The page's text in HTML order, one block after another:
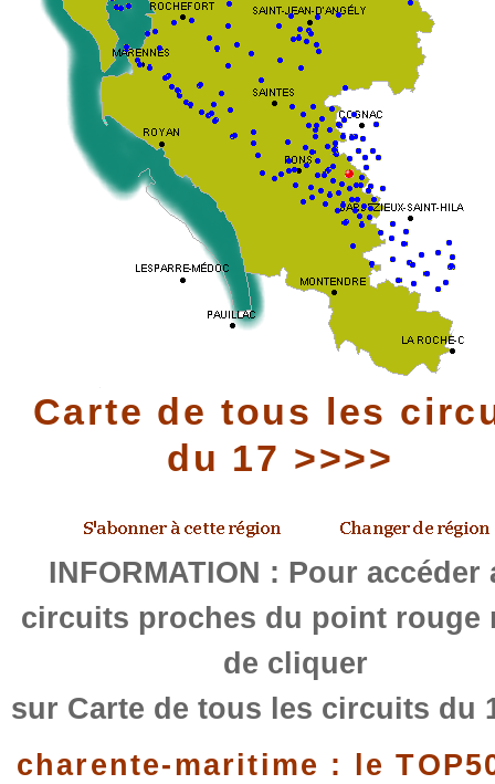
Carte de tous les
du 17 >>>>
INFORMATION : Pour accéder
circuits proches du point rouge
de cliquer
sur Carte de tous les circuits du
charente-maritime : le